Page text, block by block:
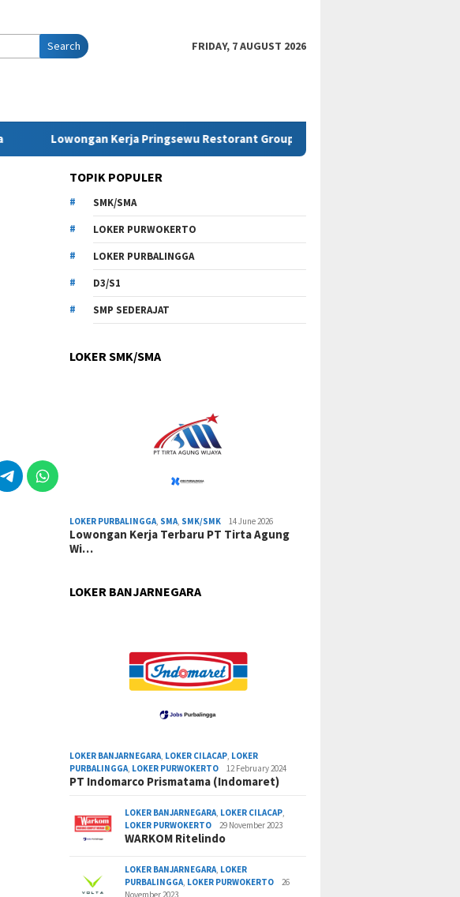
Search FRIDAY, 7 AUGUST 2026
Lowongan Kerja Pringsewu Restorant Group
TOPIK POPULER
SMK/SMA
LOKER PURWOKERTO
LOKER PURBALINGGA
D3/S1
SMP SEDERAJAT
LOKER SMK/SMA
LOKER PURBALINGGA SMA SMK/SMK 14 June 2026
Lowongan Kerja Terbaru PT Tirta Agung
Wi…
LOKER BANJARNEGARA
LOKER BANJARNEGARA LOKER CILACAP LOKER
PURBALINGGA LOKER PURWOKERTO 12 February 2024
PT Indomarco Prismatama (Indomaret)
LOKER BANJARNEGARA LOKER CILACAP
LOKER PURWOKERTO
29 November 2023
WARKOM Ritelindo
LOKER BANJARNEGARA LOKER
PURBALINGGA LOKER PURWOKERTO
26
November 2023